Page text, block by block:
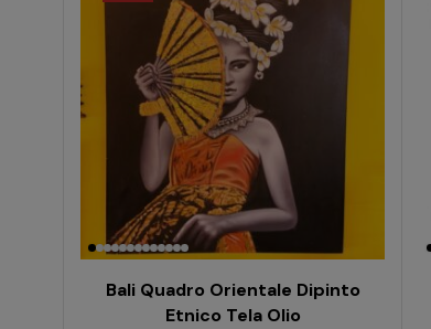
Bali Quadro Orientale Dipinto
Etnico Tela Olio